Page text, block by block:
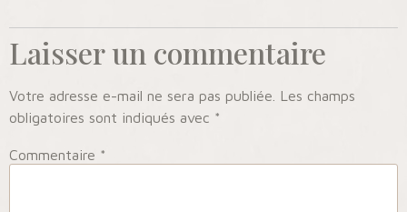
Laisser un commentaire
Votre adresse e-mail ne sera pas publiée.
Les champs
obligatoires sont indiqués avec *
Commentaire *